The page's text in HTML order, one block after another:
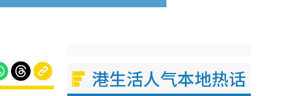
港生活人气本地热话